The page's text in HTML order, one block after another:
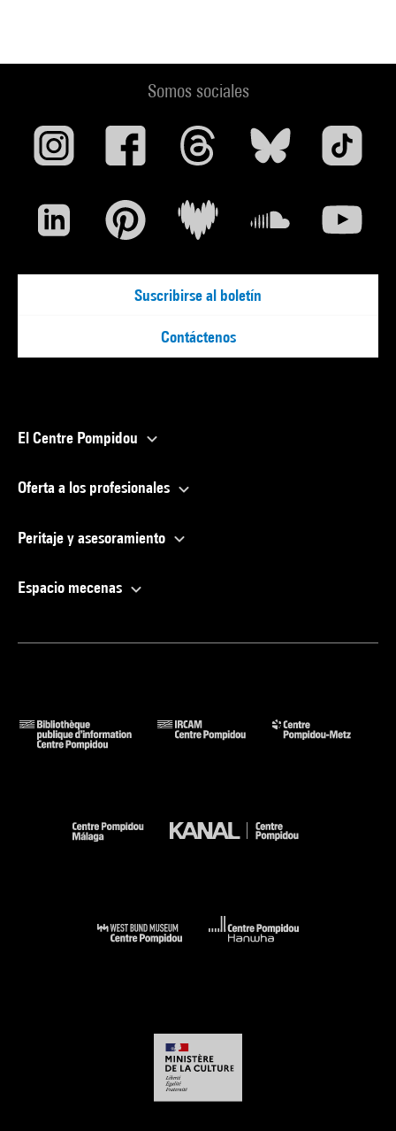
Somos sociales
Suscribirse al boletín
Contáctenos
El Centre Pompidou
Oferta a los profesionales
Peritaje y asesoramiento
Espacio mecenas